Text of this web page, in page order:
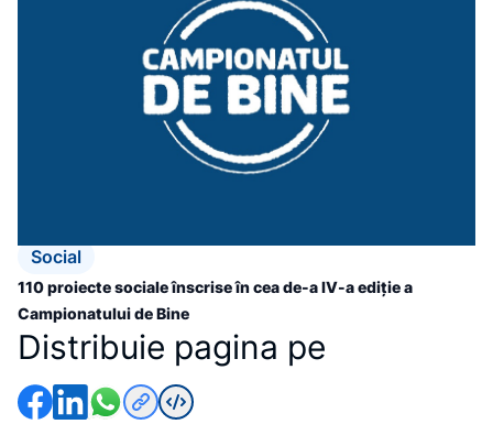
Social
110 proiecte sociale înscrise în cea de-a IV-a ediţie a
Campionatului de Bine
Distribuie pagina pe